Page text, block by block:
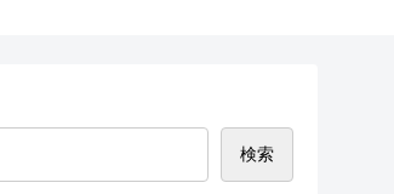
検索